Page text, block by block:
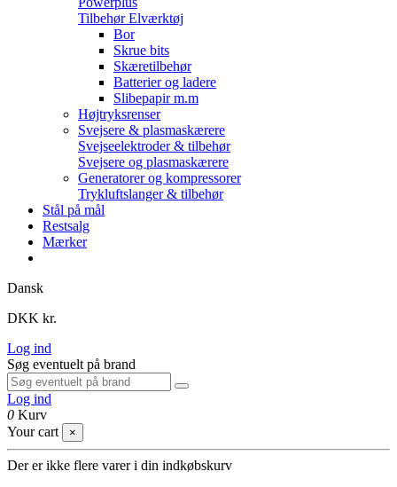
Tilbehør Elværktøj
Bor
Skrue bits
Skæretilbehør
Batterier og ladere
Slibepapir m.m
Højtryksrenser
Svejsere & plasmaskærere
Svejseelektroder & tilbehør
Svejsere og plasmaskærere
Generatorer og kompressorer
Trykluftslanger & tilbehør
Stål på mål
Restsalg
Mærker
Dansk
DKK kr.
Log ind
Søg eventuelt på brand
Log ind
0 Kurv
Your cart
×
Der er ikke flere varer i din indkøbskurv